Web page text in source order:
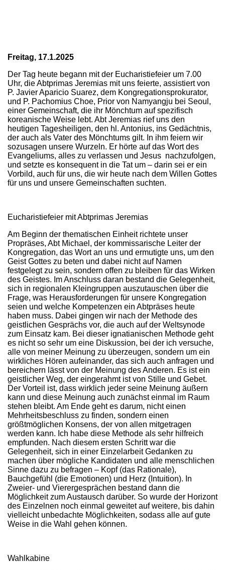
Freitag, 17.1.2025
Der Tag heute begann mit der Eucharistiefeier um 7.00
Uhr, die Abtprimas Jeremias mit uns feierte, assistiert von
P. Javier Aparicio Suarez, dem Kongregationsprokurator,
und P. Pachomius Choe, Prior von Namyangju bei Seoul,
einer Gemeinschaft, die ihr Mönchtum auf spezifisch
koreanische Weise lebt. Abt Jeremias rief uns den
heutigen Tagesheiligen, den hl. Antonius, ins Gedächtnis,
der auch als Vater des Mönchtums gilt. In ihm feiern wir
sozusagen unsere Wurzeln. Er hörte auf das Wort des
Evangeliums, alles zu verlassen und Jesus nachzufolgen,
und setzte es konsequent in die Tat um – darin sei er ein
Vorbild, auch für uns, die wir heute nach dem Willen Gottes
für uns und unsere Gemeinschaften suchten.
Eucharistiefeier mit Abtprimas Jeremias
Am Beginn der thematischen Einheit richtete unser
Propräses, Abt Michael, der kommissarische Leiter der
Kongregation, das Wort an uns und ermutigte uns, um den
Geist Gottes zu beten und dabei nicht auf Namen
festgelegt zu sein, sondern offen zu bleiben für das Wirken
des Geistes. Im Anschluss daran bestand die Gelegenheit,
sich in regionalen Kleingruppen auszutauschen über die
Frage, was Herausforderungen für unsere Kongregation
seien und welche Kompetenzen ein Abtpräses heute
haben muss. Dabei gingen wir nach der Methode des
geistlichen Gesprächs vor, die auch auf der Weltsynode
zum Einsatz kam. Bei dieser ignatianischen Methode geht
es nicht so sehr um eine Diskussion, bei der ich versuche,
alle von meiner Meinung zu überzeugen, sondern um ein
wirkliches Hören aufeinander, das sich auch anfragen und
bereichern lässt von der Meinung des Anderen. Es ist ein
geistlicher Weg, der eingerahmt ist von Stille und Gebet.
Der Vorteil ist, dass wirklich jeder seine Meinung äußern
kann und diese Meinung auch zunächst einmal im Raum
stehen bleibt. Am Ende geht es darum, nicht einen
Mehrheitsbeschluss zu finden, sondern einen
größtmöglichen Konsens, der von allen mitgetragen
werden kann. Ich habe diese Methode als sehr hilfreich
empfunden. Nach diesem ersten Schritt war die
Gelegenheit, sich in einer Einzelarbeit Gedanken zu
machen über mögliche Kandidaten und alle menschlichen
Sinne dazu zu befragen – Kopf (das Rationale),
Bauchgefühl (die Emotionen) und Herz (Intuition). In
Zweier- und Vierergesprächen bestand dann die
Möglichkeit zum Austausch darüber. So wurde der Horizont
des Einzelnen noch einmal geweitet auf weitere, bis dahin
vielleicht unbedachte Möglichkeiten, sodass alle auf gute
Weise in die Wahl gehen können.
Wahlkabine